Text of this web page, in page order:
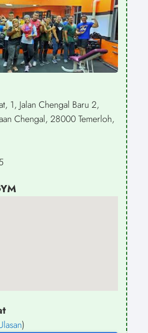
1, Jalan Chengal Baru 2,
Chengal, 28000 Temerloh,
)